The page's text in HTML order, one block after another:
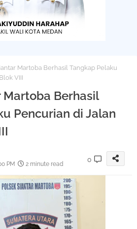
Martoba Berhasil Tangkap Pelaku
VIII
Martoba Berhasil
Pencurian di Jalan
PM
2 minute read
0